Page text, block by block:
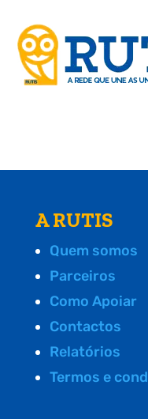
A RUTIS
Quem somos
Parceiros
Como Apoiar
Contactos
Relatórios
Termos e